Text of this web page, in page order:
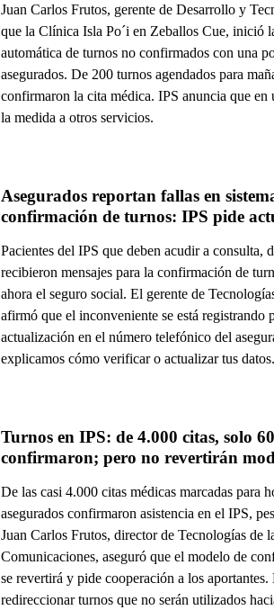
Juan Carlos Frutos, gerente de Desarrollo y
que la Clínica Isla Po´i en Zeballos Cue, inició
automática de turnos no confirmados con una
asegurados. De 200 turnos agendados para
confirmaron la cita médica. IPS anuncia que en
la medida a otros servicios.
Asegurados reportan fallas en
confirmación de turnos: IPS pide
Pacientes del IPS que deben acudir a consulta,
recibieron mensajes para la confirmación de
ahora el seguro social. El gerente de
afirmó que el inconveniente se está registrando
actualización en el número telefónico del
explicamos cómo verificar o actualizar tus datos.
Turnos en IPS: de 4.000 citas, solo
confirmaron; pero no revertirán
De las casi 4.000 citas médicas marcadas para
asegurados confirmaron asistencia en el IPS,
Juan Carlos Frutos, director de Tecnologías de
Comunicaciones, aseguró que el modelo de
se revertirá y pide cooperación a los
redireccionar turnos que no serán utilizados